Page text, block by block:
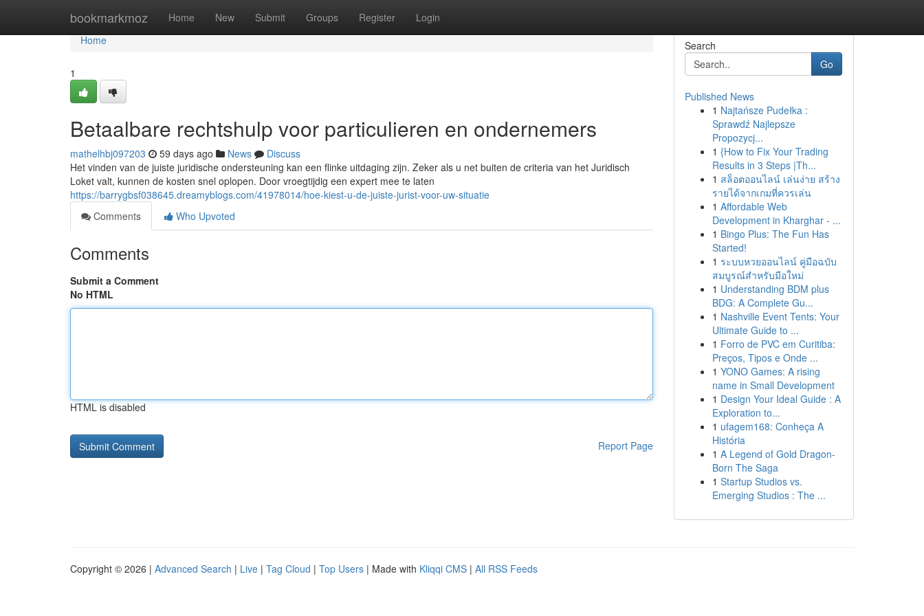
bookmarkmoz Home New Submit Groups Register Login
Home
Home
1
Betaalbare rechtshulp voor particulieren en ondernemers
mathelhbj097203 59 days ago News
Discuss
Het vinden van de juiste juridische ondersteuning kan een flinke uitdaging zijn. Zeker als u net buiten de criteria van het Juridisch
Loket valt, kunnen de kosten snel oplopen. Door vroegtijdig een expert mee te laten
https://barrygbsf038645.dreamyblogs.com/41978014/hoe-kiest-u-de-juiste-jurist-voor-uw-situatie
Comments
Who Upvoted
Comments
Submit a Comment
No HTML
HTML is disabled
Report Page
Search
Go
Published News
1 Najtańsze Pudełka :
Sprawdź Najlepsze
Propozycj...
1 {How to Fix Your Trading
Results in 3 Steps |Th...
1 สล็อตออนไลน์ เล่นง่าย สร้าง
รายได้จากเกมที่ควรเล่น
1 Affordable Web
Development in Kharghar - ...
1 Bingo Plus: The Fun Has
Started!
1 ระบบหวยออนไลน์ คู่มือฉบับ
สมบูรณ์สำหรับมือใหม่
1 Understanding BDM plus
BDG: A Complete Gu...
1 Nashville Event Tents: Your
Ultimate Guide to ...
1 Forro de PVC em Curitiba:
Preços, Tipos e Onde ...
1 YONO Games: A rising
name in Small Development
1 Design Your Ideal Guide : A
Exploration to...
1 ufagem168: Conheça A
História
1 A Legend of Gold Dragon-
Born The Saga
1 Startup Studios vs.
Emerging Studios : The ...
Copyright © 2026 | Advanced Search | Live | Tag Cloud | Top Users | Made with Kliqqi CMS | All RSS Feeds